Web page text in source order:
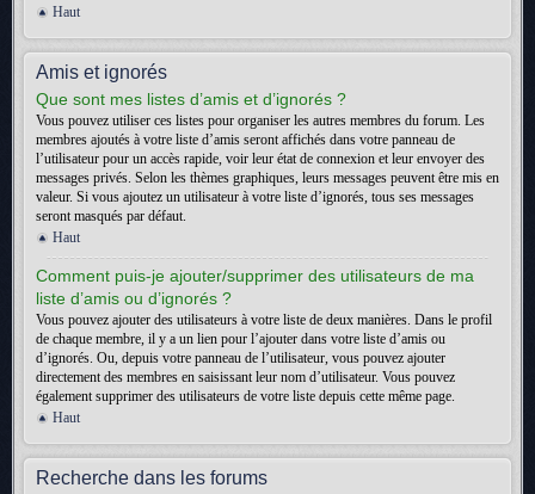
Haut
Amis et ignorés
Que sont mes listes d’amis et d’ignorés ?
Vous pouvez utiliser ces listes pour organiser les autres membres du forum. Les
membres ajoutés à votre liste d’amis seront affichés dans votre panneau de
l’utilisateur pour un accès rapide, voir leur état de connexion et leur envoyer des
messages privés. Selon les thèmes graphiques, leurs messages peuvent être mis en
valeur. Si vous ajoutez un utilisateur à votre liste d’ignorés, tous ses messages
seront masqués par défaut.
Haut
Comment puis-je ajouter/supprimer des utilisateurs de ma
liste d’amis ou d’ignorés ?
Vous pouvez ajouter des utilisateurs à votre liste de deux manières. Dans le profil
de chaque membre, il y a un lien pour l’ajouter dans votre liste d’amis ou
d’ignorés. Ou, depuis votre panneau de l’utilisateur, vous pouvez ajouter
directement des membres en saisissant leur nom d’utilisateur. Vous pouvez
également supprimer des utilisateurs de votre liste depuis cette même page.
Haut
Recherche dans les forums